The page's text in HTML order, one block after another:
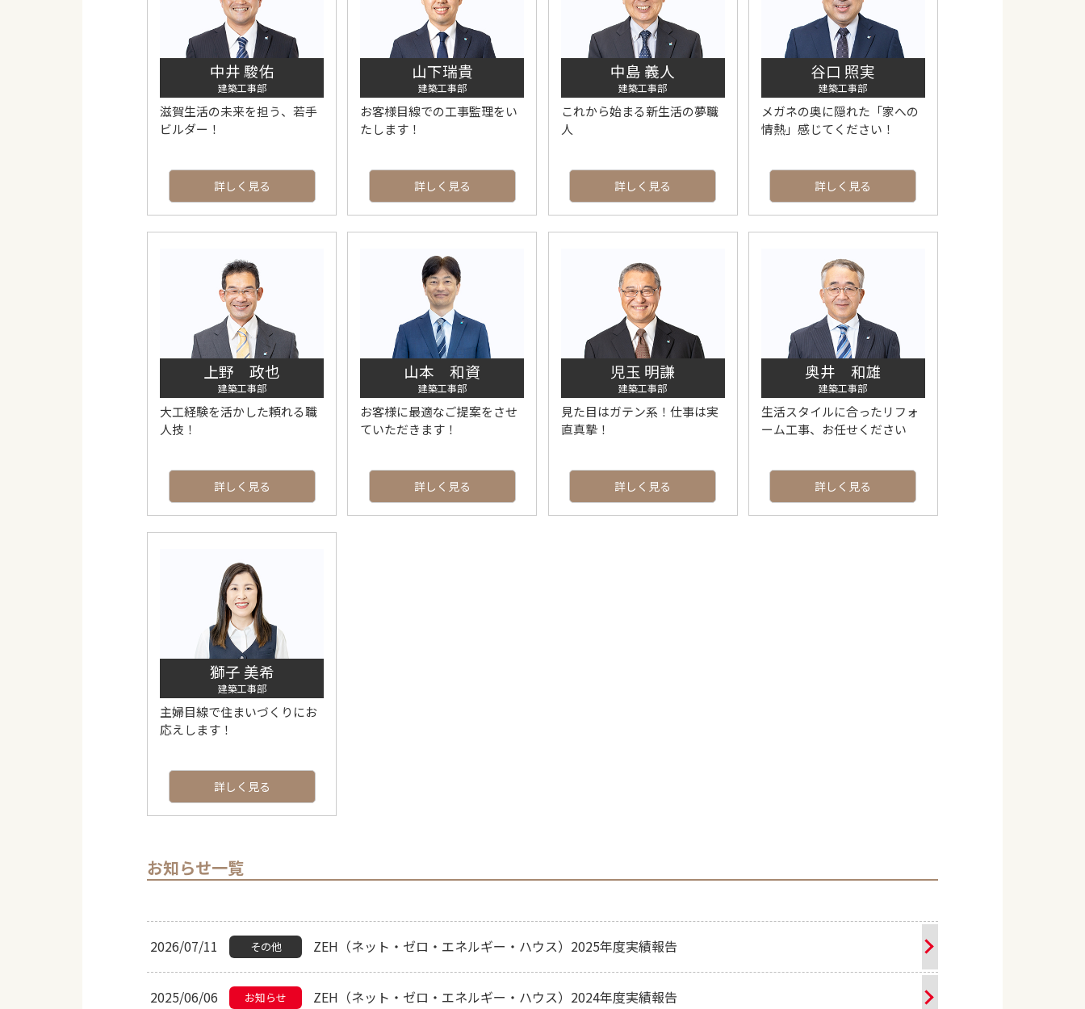
中井 駿佑
建築工事部
滋賀生活の未来を担う、若手
ビルダー！
詳しく見る
山下瑞貴
建築工事部
お客様目線での工事監理をい
たします！
詳しく見る
中島 義人
建築工事部
これから始まる新生活の夢職
人
詳しく見る
谷口 照実
建築工事部
メガネの奥に隠れた「家への
情熱」感じてください！
詳しく見る
上野 政也
建築工事部
大工経験を活かした頼れる職
人技！
詳しく見る
山本 和資
建築工事部
お客様に最適なご提案をさせ
ていただきます！
詳しく見る
児玉 明謙
建築工事部
見た目はガテン系！仕事は実
直真摯！
詳しく見る
奥井 和雄
建築工事部
生活スタイルに合ったリフォ
ーム工事、お任せください
詳しく見る
獅子 美希
建築工事部
主婦目線で住まいづくりにお
応えします！
詳しく見る
お知らせ一覧
2026/07/11 その他 ZEH（ネット・ゼロ・エネルギー・ハウス）2025年度実績報告
2025/06/06 お知らせ ZEH（ネット・ゼロ・エネルギー・ハウス）2024年度実績報告